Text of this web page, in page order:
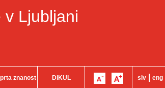
v Ljubljani
znanost DiKUL slv eng